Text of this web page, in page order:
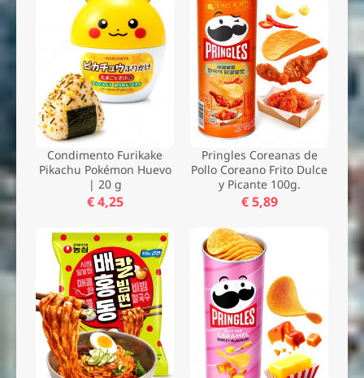
Condimento Furikake
Pikachu Pokémon Huevo
| 20 g
€ 4,25
Pringles Coreanas de
Pollo Coreano Frito Dulce
y Picante 100g.
€ 5,89